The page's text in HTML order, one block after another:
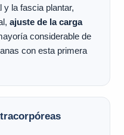
la fascia plantar,
ajuste de la carga
considerable de
con esta primera